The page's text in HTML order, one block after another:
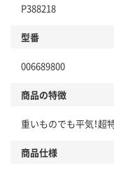
P388218
型番
006689800
商品の特徴
重いものでも平気！超
商品仕様